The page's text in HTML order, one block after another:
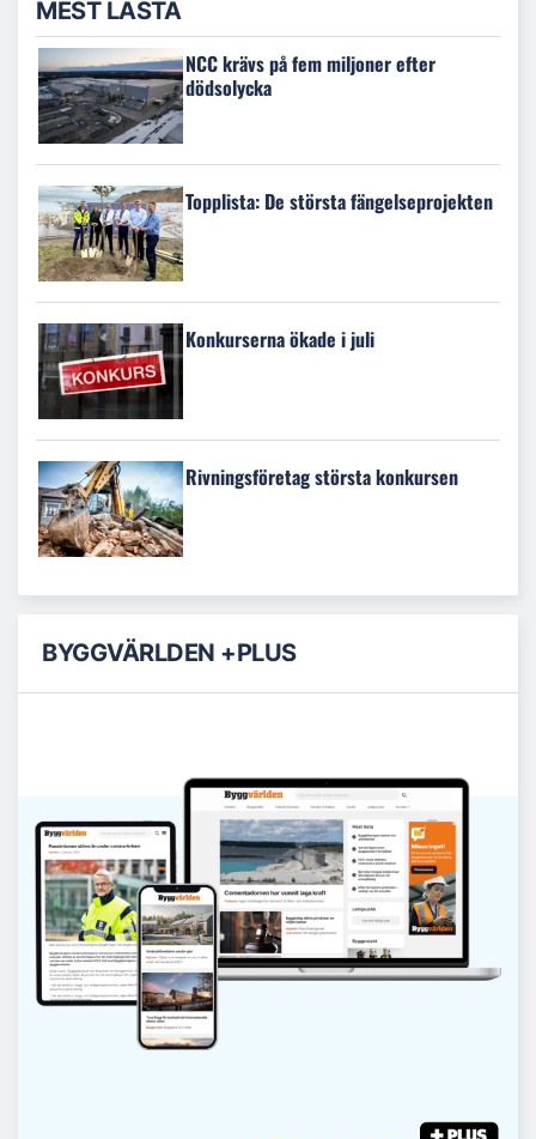
MEST LÄSTA
NCC krävs på fem miljoner efter
dödsolycka
Topplista: De största fängelseprojekten
Konkurserna ökade i juli
Rivningsföretag största konkursen
BYGGVÄRLDEN +PLUS